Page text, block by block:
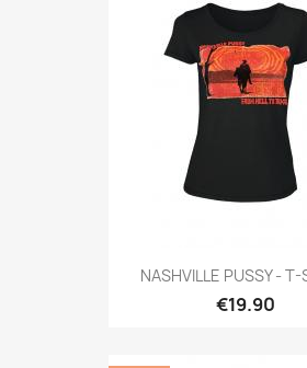
NASHVILLE PUSSY -
€19.90